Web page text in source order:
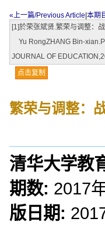
«上一篇/Previous Article 本期
[1]於荣张斌贤.繁荣与调整：
Yu RongZHANG Bin-
JOURNAL OF
点击复制
繁荣与调整：
清华大学教
期数: 2017
版日期: